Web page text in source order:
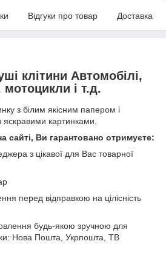
Відгуки про товар Доставка
клітини Автомобілі,
мотоцикли і т.д.
з білим якісним папером і
картинками.
сайті, Ви гарантовано отримуєте:
з цікавої для Вас товарної
перед відправкою на цілісність
будь-якою зручною для
Нова Пошта, Укрпошта, ТВ